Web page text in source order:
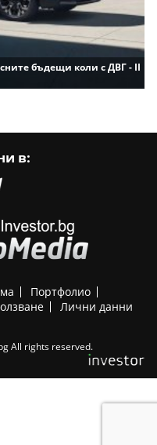
бъдещи коли с ДВГ - II
в:
Портфолио
Лични данни
All rights reserved.